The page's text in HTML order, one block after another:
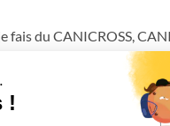
fais du CANICROSS,